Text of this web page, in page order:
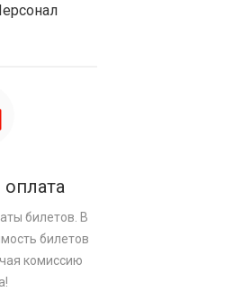
оплата
билетов. В
билетов
комиссию